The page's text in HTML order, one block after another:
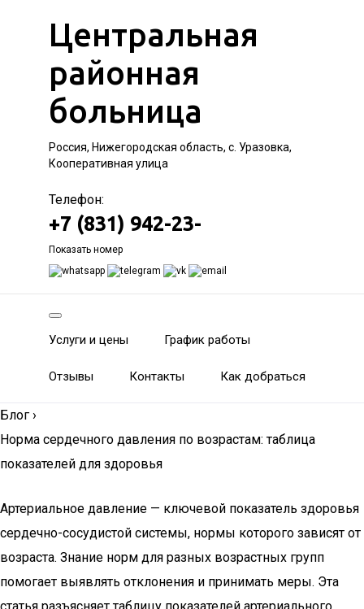
Центральная
районная
больница
Россия, Нижегородская область, с. Уразовка,
Кооперативная улица
Телефон:
+7 (831) 942-23-
Показать номер
Услуги и цены График работы
Отзывы Контакты Как добраться
Блог ›
Норма сердечного давления по возрастам: таблица
показателей для здоровья
Артериальное давление — ключевой показатель здоровья
сердечно-сосудистой системы, нормы которого зависят от
возраста. Знание норм для разных возрастных групп
помогает выявлять отклонения и принимать меры. Эта